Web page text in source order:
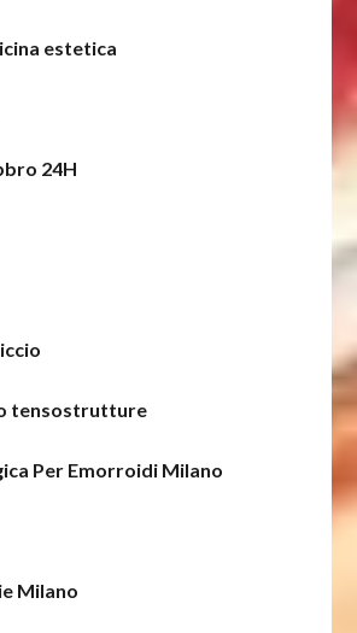
estetica
24H
tensostrutture
Per Emorroidi Milano
Milano